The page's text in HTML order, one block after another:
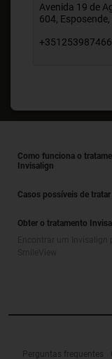
Avenida 19 de
604, Esposende,
+351253987466
Como funciona o
Invisalign
Casos possíveis de tratar
Obter o tratamento
Perguntas frequentes